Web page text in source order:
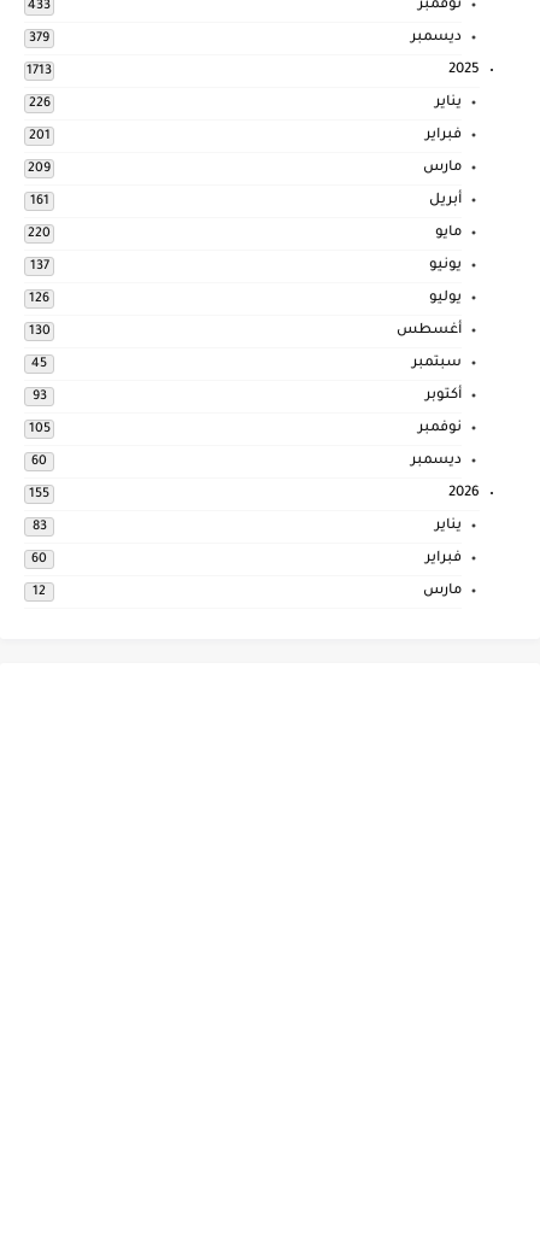
نوفمبر 433
ديسمبر 379
2025
1713
يناير 226
فبراير 201
مارس 209
أبريل 161
مايو 220
يونيو 137
يوليو 126
أغسطس 130
سبتمبر 45
أكتوبر 93
نوفمبر 105
ديسمبر 60
2026
155
يناير 83
فبراير 60
مارس 12